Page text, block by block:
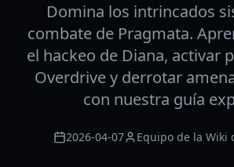
Domina los intrincados
combate de Pragmata.
el hackeo de Diana, activar
Overdrive y derrotar
con nuestra guía
2026-04-07 Equipo de la Wiki